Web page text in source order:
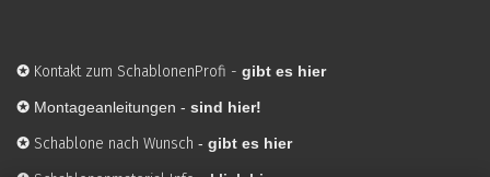
✪ Kontakt zum SchablonenProfi - gibt es hier
✪ Montageanleitungen - sind hier!
✪ Schablone nach Wunsch - gibt es hier